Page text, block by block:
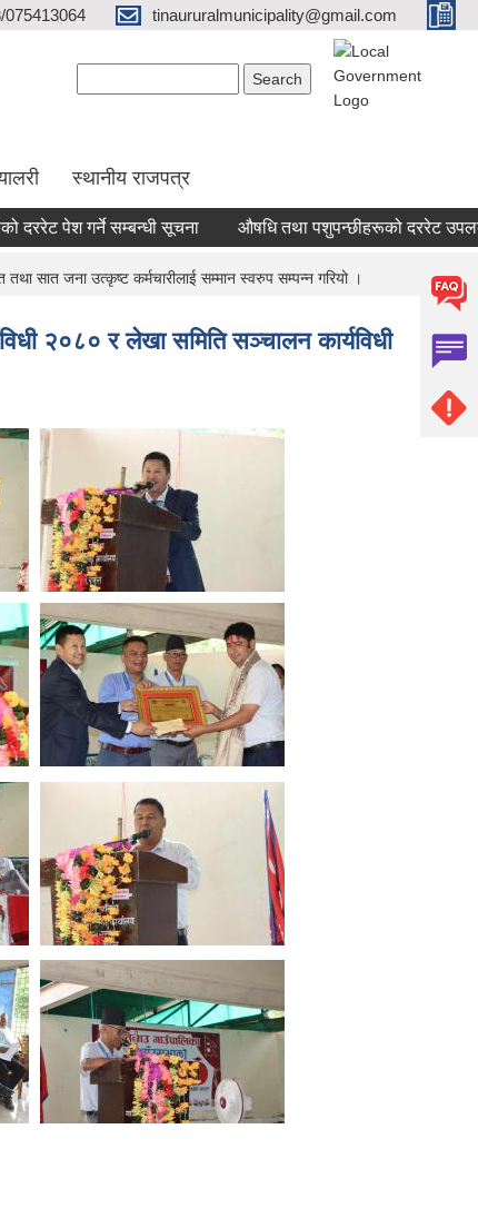
075413064 tinaururalmunicipality@gmail.com
स्थानीय राजपत्र
पेश गर्ने सम्बन्धी सूचना औषधि तथा पशुपन्छीहरूको दररेट उपलब्ध
सात जना उत्कृष्ट कर्मचारीलाई सम्मान स्वरुप सम्पन्न गरियो ।
२०८० र लेखा समिति सञ्चालन कार्यविधी